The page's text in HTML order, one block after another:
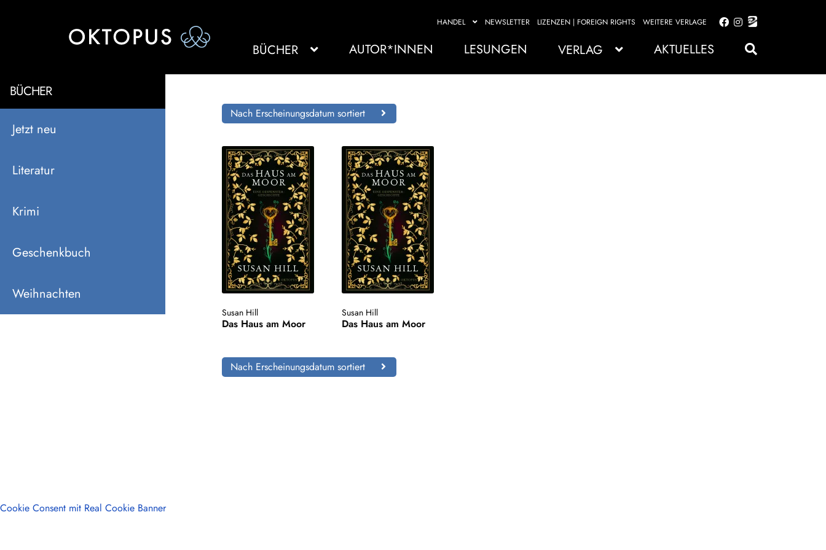
HANDEL NEWSLETTER LIZENZEN | FOREIGN RIGHTS WEITERE VERLAGE
Zur
springen
Zum
springen
BÜCHER AUTOR*INNEN LESUNGEN VERLAG AKTUELLES
BÜCHER
Jetzt neu
Literatur
Krimi
Geschenkbuch
Weihnachten
Nach Erscheinungsdatum sortiert
Susan Hill
Das Haus am Moor
Susan Hill
Das Haus am Moor
Nach Erscheinungsdatum sortiert
Cookie Consent mit Real Cookie Banner